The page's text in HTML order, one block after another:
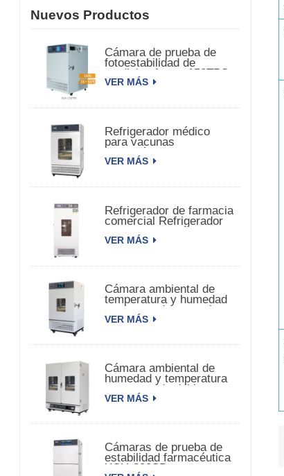
Nuevos Productos
Cámara de prueba de
fotoestabilidad de
medicina fuerte 150TPS
VER MÁS
Refrigerador médico
para vacunas
farmacéuticas
biomédicas
VER MÁS
Refrigerador de farmacia
comercial Refrigerador
farmacéuticas
VER MÁS
Cámara ambiental de
temperatura y humedad
constante de una sola
puerta.
VER MÁS
Cámara ambiental de
humedad y temperatura
constante de doble
puerta
VER MÁS
Cámaras de prueba de
estabilidad farmacéutica
XCH-320SD